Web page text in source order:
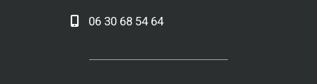
06 30 68 54 64